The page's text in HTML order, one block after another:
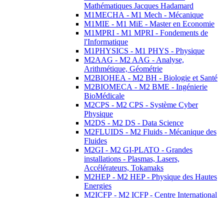
Mathématiques Jacques Hadamard
M1MECHA - M1 Mech - Mécanique
M1MIE - M1 MiE - Master en Economie
M1MPRI - M1 MPRI - Fondements de
l'Informatique
M1PHYSICS - M1 PHYS - Physique
M2AAG - M2 AAG - Analyse,
Arithmétique, Géométrie
M2BIOHEA - M2 BH - Biologie et Santé
M2BIOMECA - M2 BME - Ingénierie
BioMédicale
M2CPS - M2 CPS - Système Cyber
Physique
M2DS - M2 DS - Data Science
M2FLUIDS - M2 Fluids - Mécanique des
Fluides
M2GI - M2 GI-PLATO - Grandes
installations - Plasmas, Lasers,
Accélérateurs, Tokamaks
M2HEP - M2 HEP - Physique des Hautes
Energies
M2ICFP - M2 ICFP - Centre International